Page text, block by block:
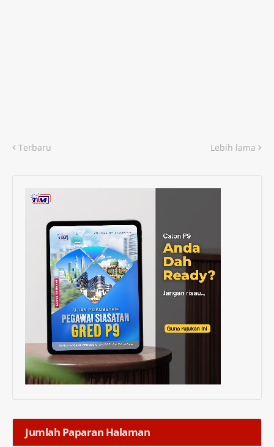
Terbaru Lebih lama
Jumlah Paparan Halaman